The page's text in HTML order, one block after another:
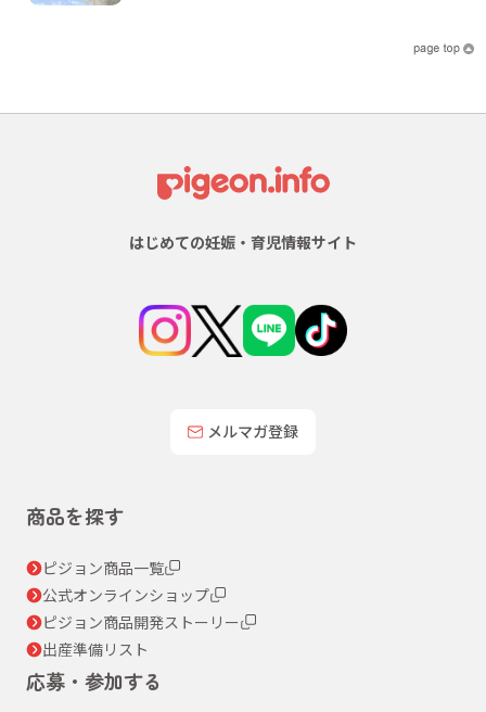
はじめての妊娠・育児情報サイト
メルマガ登録
商品を探す
ピジョン商品一覧
公式オンラインショップ
ピジョン商品開発ストーリー
出産準備リスト
応募・参加する